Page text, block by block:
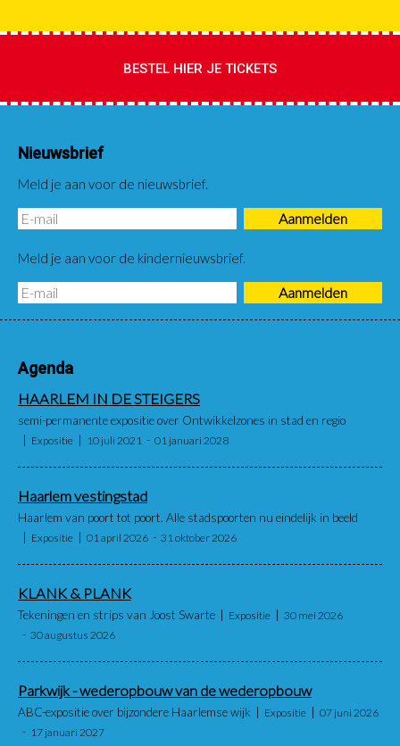
BESTEL HIER JE TICKETS
Nieuwsbrief
Meld je aan voor de nieuwsbrief.
Meld je aan voor de kindernieuwsbrief.
Agenda
HAARLEM IN DE STEIGERS
semi-permanente expositie over Ontwikkelzones in stad en regio
Expositie 10 juli 2021 01 januari 2028
Haarlem vestingstad
Haarlem van poort tot poort. Alle stadspoorten nu eindelijk in beeld
Expositie 01 april 2026 31 oktober 2026
KLANK & PLANK
Tekeningen en strips van Joost Swarte Expositie
30 mei 2026
30 augustus 2026
Parkwijk - wederopbouw van de wederopbouw
ABC-expositie over bijzondere Haarlemse wijk Expositie
07 juni 2026
17 januari 2027